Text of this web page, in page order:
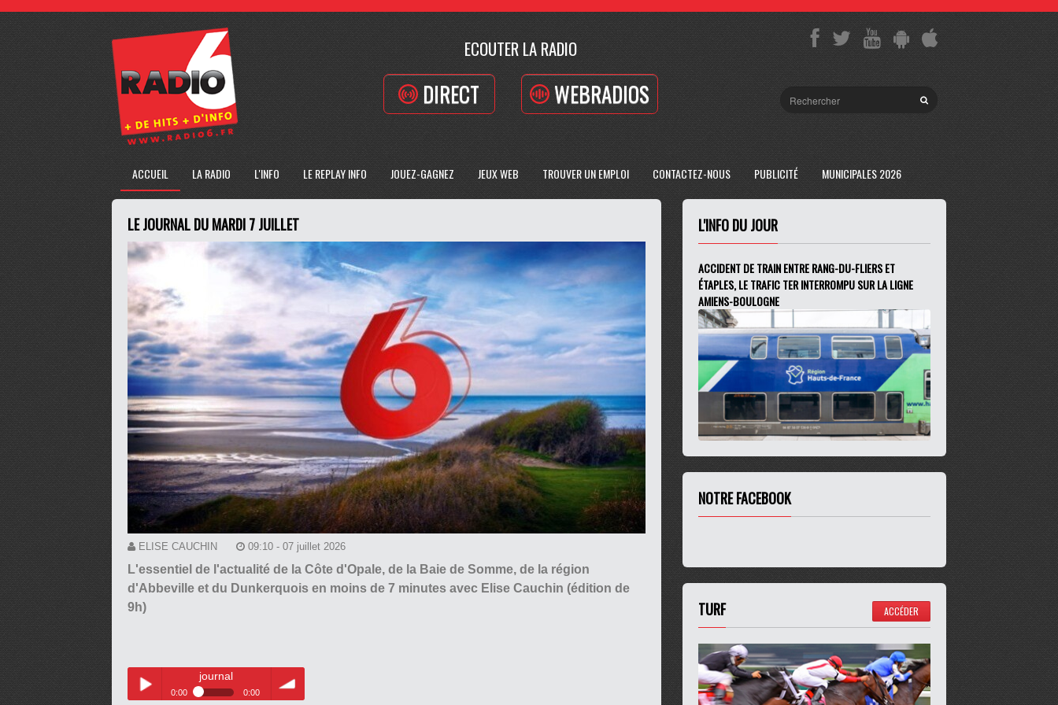
ECOUTER LA RADIO
DIRECT WEBRADIOS
ACCUEIL LA RADIO L'INFO LE REPLAY INFO JOUEZ-GAGNEZ JEUX WEB TROUVER UN EMPLOI CONTACTEZ-NOUS PUBLICITÉ MUNICIPALES 2026
LE JOURNAL DU MARDI 7 JUILLET
ELISE CAUCHIN 09:10 - 07 juillet 2026
L'essentiel de l'actualité de la Côte d'Opale, de la Baie de Somme, de la région
d'Abbeville et du Dunkerquois en moins de 7 minutes avec Elise Cauchin (édition de
9h)
journal
0:00 0:00
L'INFO DU JOUR
ACCIDENT DE TRAIN ENTRE RANG-DU-FLIERS ET
ÉTAPLES, LE TRAFIC TER INTERROMPU SUR LA LIGNE
AMIENS-BOULOGNE
NOTRE FACEBOOK
TURF ACCÉDER